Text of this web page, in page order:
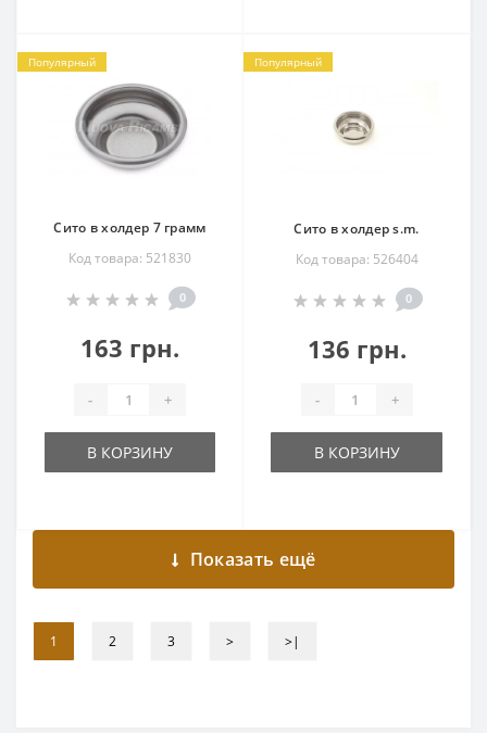
Популярный
Сито в холдер 7 грамм
Код товара: 521830
0
163 грн.
- +
В КОРЗИНУ
Популярный
Сито в холдер s.m.
Код товара: 526404
0
136 грн.
- +
В КОРЗИНУ
Показать ещё
1 2 3 > >|